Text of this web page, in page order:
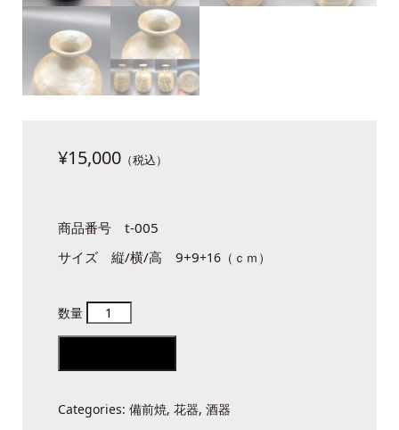
¥15,000
商品番号 t-005
サイズ 縦/横/高 9+9+16（ｃｍ）
前
徳
Categories: 備前焼, 花器, 酒器